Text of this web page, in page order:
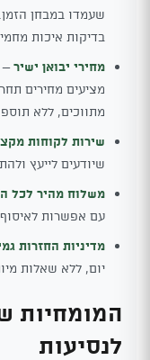
שעמדו במבחן
בדיקות איכות
מחירי יבואן ישיר–
מציעים מחירים
מתווכים, ללא
שירות לקוחות
שיודעים לייעץ
משלוח מהיר לכל
עם אפשרות
מדיניות החזרות
יום, ללא שאלות
המומחיות
לנסיעות